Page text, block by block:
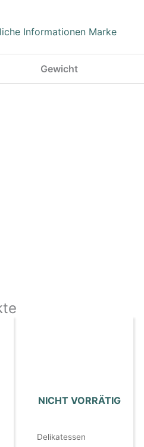
Informationen Marke
Gewicht
NICHT VORRÄTIG
Delikatessen